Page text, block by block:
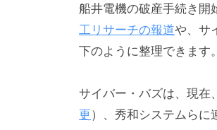
船井電機の破産手続き開
工リサーチの報道や、サ
下のように整理できます。
サイバー・バズは、現
更 ）、秀和システムらに